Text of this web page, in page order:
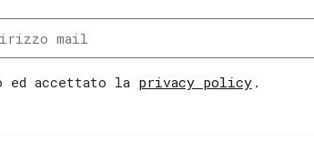
ed accettato la privacy policy.